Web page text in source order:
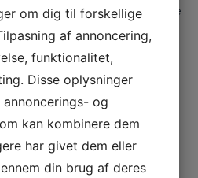
på den leverede ydelse
må ikke offentligt omtale
den anden parts forudgående
af dokumenter,
bærer vores firmanavn, skal
af Tranberg.
finder ikke anvendelse på
om dig til forskellige
af annoncering,
funktionalitet,
Disse oplysninger
og
kan kombinere dem
har givet dem eller
din brug af deres